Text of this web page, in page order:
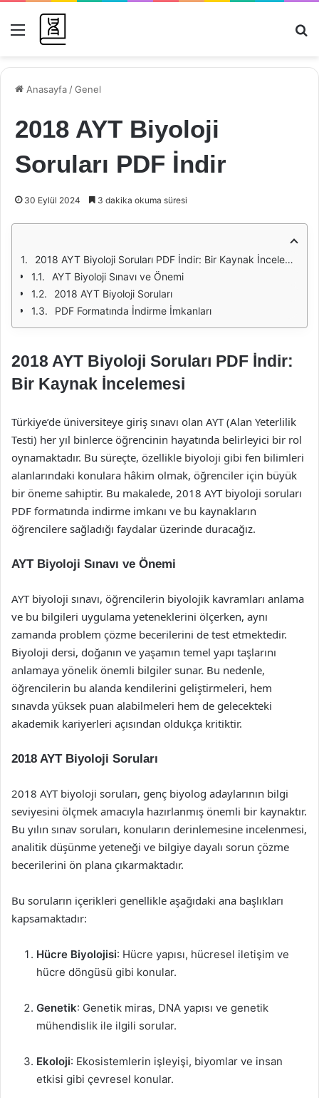
Menü
Anasayfa /Genel
2018 AYT Biyoloji
Soruları PDF İndir
30 Eylül 2024 3 dakika okuma süresi
2018 AYT Biyoloji Soruları PDF İndir: Bir Kaynak İncelemesi
AYT Biyoloji Sınavı ve Önemi
2018 AYT Biyoloji Soruları
PDF Formatında İndirme İmkanları
2018 AYT Biyoloji Soruları PDF İndir:
Bir Kaynak İncelemesi
Türkiye’de üniversiteye giriş sınavı olan AYT (Alan Yeterlilik
Testi) her yıl binlerce öğrencinin hayatında belirleyici bir rol
oynamaktadır. Bu süreçte, özellikle biyoloji gibi fen bilimleri
alanlarındaki konulara hâkim olmak, öğrenciler için büyük
bir öneme sahiptir. Bu makalede, 2018 AYT biyoloji soruları
PDF formatında indirme imkanı ve bu kaynakların
öğrencilere sağladığı faydalar üzerinde duracağız.
AYT Biyoloji Sınavı ve Önemi
AYT biyoloji sınavı, öğrencilerin biyolojik kavramları anlama
ve bu bilgileri uygulama yeteneklerini ölçerken, aynı
zamanda problem çözme becerilerini de test etmektedir.
Biyoloji dersi, doğanın ve yaşamın temel yapı taşlarını
anlamaya yönelik önemli bilgiler sunar. Bu nedenle,
öğrencilerin bu alanda kendilerini geliştirmeleri, hem
sınavda yüksek puan alabilmeleri hem de gelecekteki
akademik kariyerleri açısından oldukça kritiktir.
2018 AYT Biyoloji Soruları
2018 AYT biyoloji soruları, genç biyolog adaylarının bilgi
seviyesini ölçmek amacıyla hazırlanmış önemli bir kaynaktır.
Bu yılın sınav soruları, konuların derinlemesine incelenmesi,
analitik düşünme yeteneği ve bilgiye dayalı sorun çözme
becerilerini ön plana çıkarmaktadır.
Bu soruların içerikleri genellikle aşağıdaki ana başlıkları
kapsamaktadır:
Hücre Biyolojisi: Hücre yapısı, hücresel iletişim ve
hücre döngüsü gibi konular.
Genetik: Genetik miras, DNA yapısı ve genetik
mühendislik ile ilgili sorular.
Ekoloji: Ekosistemlerin işleyişi, biyomlar ve insan
etkisi gibi çevresel konular.